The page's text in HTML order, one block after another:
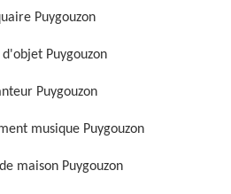
Puygouzon
d'objet Puygouzon
Puygouzon
musique Puygouzon
maison Puygouzon